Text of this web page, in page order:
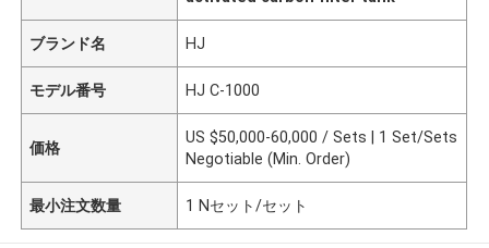
ブランド名 HJ
モデル番号 HJ C-1000
価格
US $50,000-60,000 / Sets | 1 Set/Sets
Negotiable (Min. Order)
最小注文数量 1 Nセット/セット